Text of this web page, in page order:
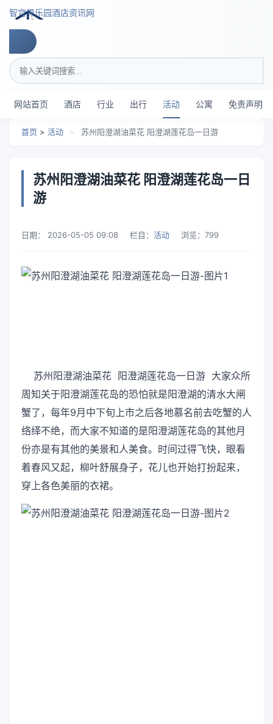
智穹界乐园酒店资讯网
搜索关键词
网站首页 酒店 行业 出行 活动 公寓 免责声明
首页 > 活动 > 苏州阳澄湖油菜花 阳澄湖莲花岛一日游
苏州阳澄湖油菜花 阳澄湖莲花岛一日
游
日期： 2026-05-05 09:08 栏目： 活动 浏览： 799
苏州阳澄湖油菜花 阳澄湖莲花岛一日游 大家众所
周知关于阳澄湖莲花岛的恐怕就是阳澄湖的清水大闸
蟹了，每年9月中下旬上市之后各地慕名前去吃蟹的人
络绎不绝，而大家不知道的是阳澄湖莲花岛的其他月
份亦是有其他的美景和人美食。时间过得飞快，眼看
着春风又起，柳叶舒展身子，花儿也开始打扮起来，
穿上各色美丽的衣裙。